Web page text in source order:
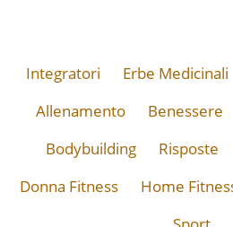
Integratori Erbe Medicinali
Allenamento
Benessere
Bodybuilding
Risposte
Donna Fitness
Home